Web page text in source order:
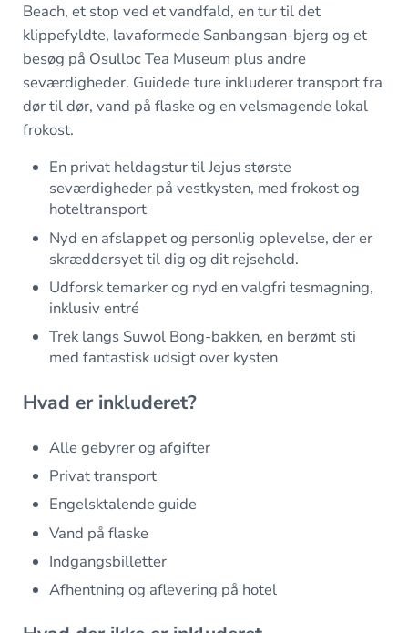
Beach, et stop ved et vandfald, en tur til det
klippefyldte, lavaformede Sanbangsan-bjerg og et
besøg på Osulloc Tea Museum plus andre
seværdigheder. Guidede ture inkluderer transport fra
dør til dør, vand på flaske og en velsmagende lokal
frokost.
En privat heldagstur til Jejus største
seværdigheder på vestkysten, med frokost og
hoteltransport
Nyd en afslappet og personlig oplevelse, der er
skræddersyet til dig og dit rejsehold.
Udforsk temarker og nyd en valgfri tesmagning,
inklusiv entré
Trek langs Suwol Bong-bakken, en berømt sti
med fantastisk udsigt over kysten
Hvad er inkluderet?
Alle gebyrer og afgifter
Privat transport
Engelsktalende guide
Vand på flaske
Indgangsbilletter
Afhentning og aflevering på hotel